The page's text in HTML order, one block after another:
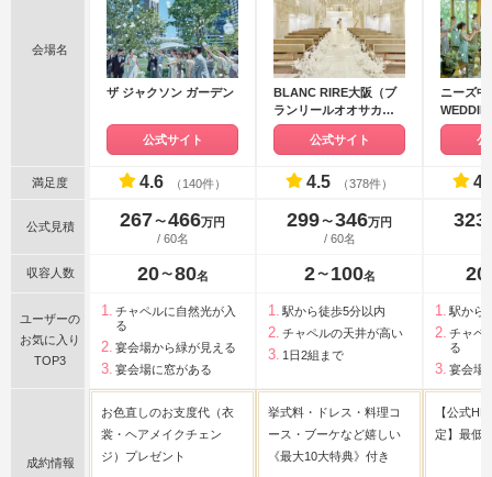
会場名
ザ ジャクソン ガーデン
公式サイト
BLANC RIRE大阪（ブ
ランリールオオサカ）
●BRASSグループ
公式サイト
ニーズ
ティア迎
公
満足度 4.6 （140件） 4.5 （378件）
公式見積 267〜466万円
/ 60名
299〜346万円
/ 60名
323
収容人数 20 〜 80名 2 〜 100名 20
ユーザーの
お気に入り
TOP3
チャペルに自然光が入
る
宴会場から緑が見える
宴会場に窓がある
駅から徒歩5分以内
チャペルの天井が高い
1日2組まで
駅から
チャペ
る
宴会場
成約情報
お色直しのお支度代（衣
裳・ヘアメイクチェン
ジ）プレゼント
挙式料・ドレス・料理コ
ース・ブーケなど嬉しい
《最大10大特典》付き
【公式
定】最低